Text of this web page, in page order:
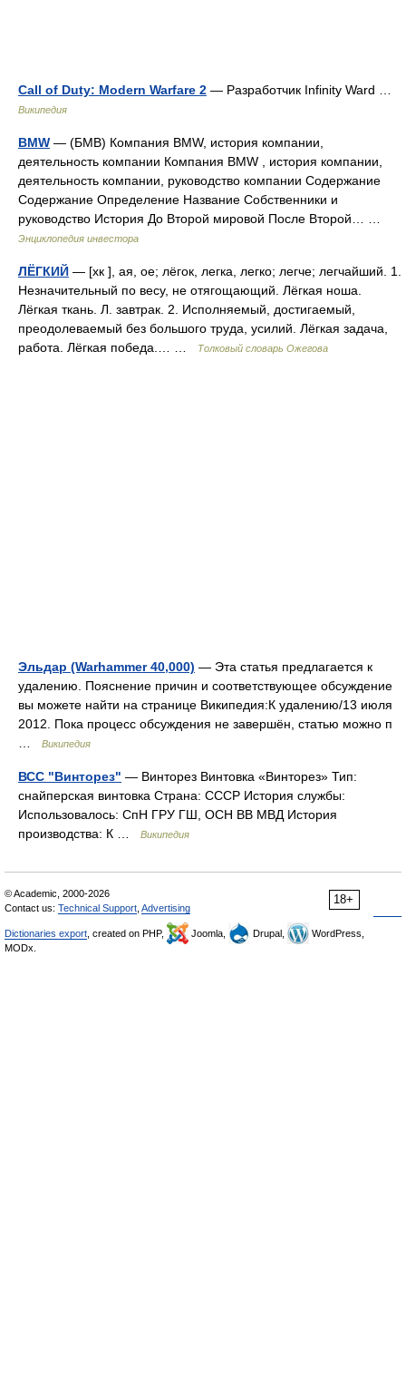
Call of Duty: Modern Warfare 2 — Разработчик Infinity Ward …
Википедия
BMW — (БМВ) Компания BMW, история компании,
деятельность компании Компания BMW , история компании,
деятельность компании, руководство компании Содержание
Содержание Определение Название Собственники и
руководство История До Второй мировой После Второй… …
Энциклопедия инвестора
ЛЁГКИЙ — [хк ], ая, ое; лёгок, легка, легко; легче; легчайший. 1.
Незначительный по весу, не отягощающий. Лёгкая ноша.
Лёгкая ткань. Л. завтрак. 2. Исполняемый, достигаемый,
преодолеваемый без большого труда, усилий. Лёгкая задача,
работа. Лёгкая победа.… …
Толковый словарь Ожегова
Эльдар (Warhammer 40,000) — Эта статья предлагается к
удалению. Пояснение причин и соответствующее обсуждение
вы можете найти на странице Википедия:К удалению/13 июля
2012. Пока процесс обсуждения не завершён, статью можно п
Википедия
ВСС "Винторез" — Винторез Винтовка «Винторез» Тип:
снайперская винтовка Страна: СССР История службы:
Использовалось: СпН ГРУ ГШ, ОСН ВВ МВД История
производства: К …
Википедия
18+
© Academic, 2000-2026
Contact us: Technical Support Advertising
Dictionaries export , created on PHP, Joomla, Drupal,
WordPress,
MODx.